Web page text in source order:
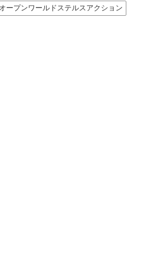
ープンワールドステルスアクション